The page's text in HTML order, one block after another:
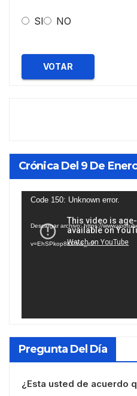
SI NO
VOTAR
Crónica Del 9 De
Reproductor
vídeo
Code 150: Unknown error.
Descargar archivo: https://
v=EhSPkop8KPY&_=2
Pregunta Del Día
¿Esta usted de acuerdo